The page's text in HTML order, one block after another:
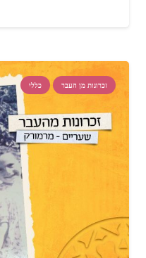
זכרונות מן העבר כללי